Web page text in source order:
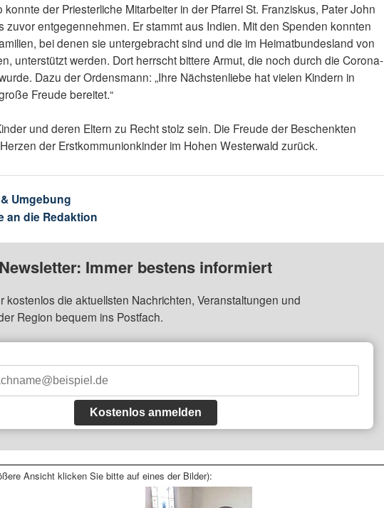
konnte der Priesterliche Mitarbeiter in der Pfarrei St. Franziskus, Pater John
zuvor entgegennehmen. Er stammt aus Indien. Mit den Spenden konnten
bei denen sie untergebracht sind und die im Heimatbundesland von
unterstützt werden. Dort herrscht bittere Armut, die noch durch die Corona-
Dazu der Ordensmann: „Ihre Nächstenliebe hat vielen Kindern in
Freude bereitet.“
und deren Eltern zu Recht stolz sein. Die Freude der Beschenkten
der Erstkommunionkinder im Hohen Westerwald zurück.
Umgebung
an die Redaktion
Immer bestens informiert
kostenlos die aktuellsten Nachrichten, Veranstaltungen und
Region bequem ins Postfach.
Kostenlos anmelden
Ansicht klicken Sie bitte auf eines der Bilder):